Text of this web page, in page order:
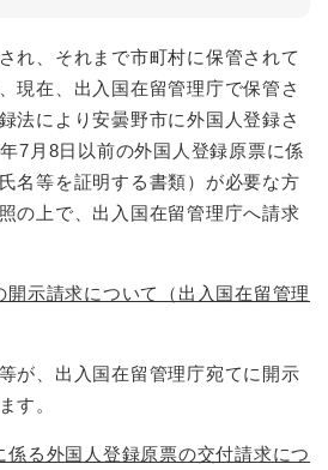
れ、それまで市町村に保管されて
現在、出入国在留管理庁で保管さ
法により安曇野市に外国人登録さ
7月8日以前の外国人登録原票に係
名等を証明する書類）が必要な方
の上で、出入国在留管理庁へ請求
開示請求について（出入国在留管理
が、出入国在留管理庁宛てに開示
す。
係る外国人登録原票の交付請求につ